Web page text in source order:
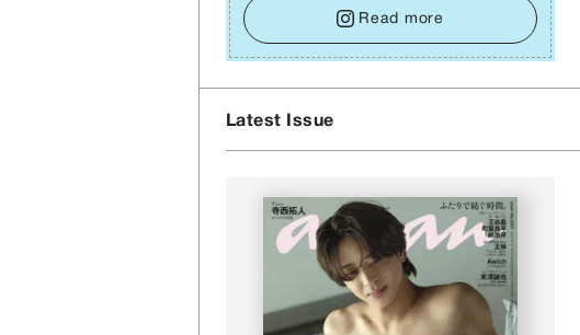
幸せになっていくイメージを持って⼀歩を踏み出
して。⼀⼈⼀⼈の良いところが混ざり合い、ハッピ
ーな未来が形作られていきます。
Read more
Latest Issue